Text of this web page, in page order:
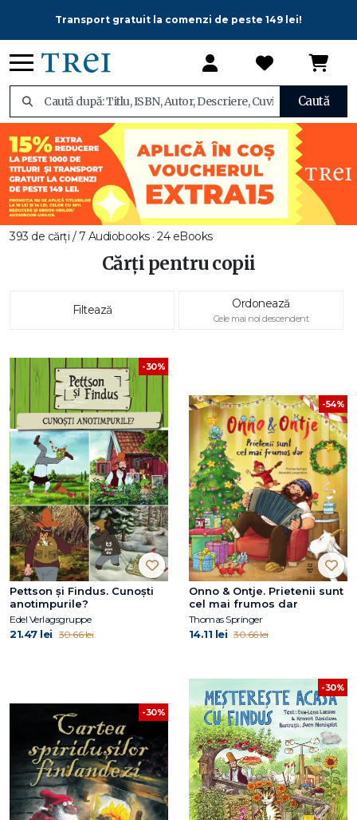
Transport gratuit la comenzi de peste 149 lei!
Caută
393 de cărți / 7 Audiobooks · 24 eBooks
Cărți pentru copii
Filtează Ordonează
Cele mai noi descendent
-30%
Pettson și Findus. Cunoști
anotimpurile?
Edel Verlagsgruppe
21.47 lei 30.66 lei
-54%
Onno & Ontje. Prietenii sunt
cel mai frumos dar
Thomas Springer
14.11 lei 30.66 lei
-30%
-30%